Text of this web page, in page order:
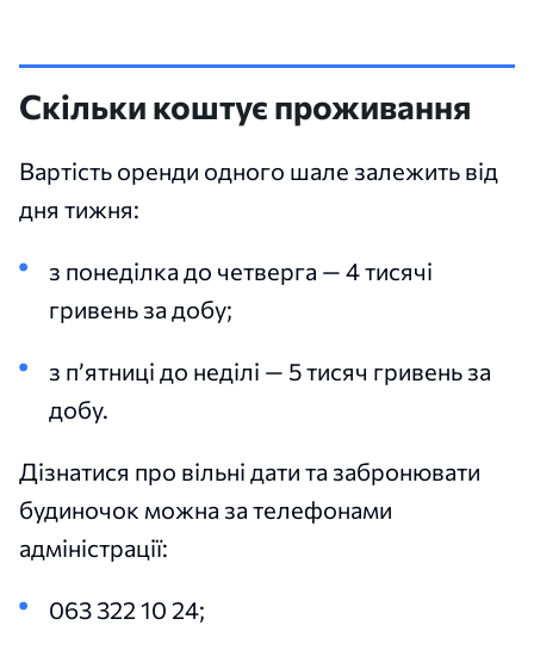
Скільки коштує проживання
Вартість оренди одного шале залежить від
дня тижня:
з понеділка до четверга — 4 тисячі
гривень за добу;
з п’ятниці до неділі — 5 тисяч гривень за
добу.
Дізнатися про вільні дати та забронювати
будиночок можна за телефонами
адміністрації:
063 322 10 24;